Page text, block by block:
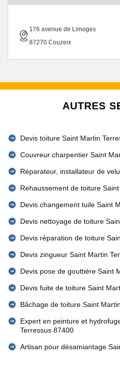
176 avenue de Limoges
87270 Couzeix
AUTRES
Devis toiture Saint Martin
Couvreur charpentier Saint
Réparateur, installateur de
Rehaussement de toiture
Devis changement tuile Saint
Devis nettoyage de toiture
Devis réparation de toiture
Devis zingueur Saint Martin
Devis pose de gouttière Saint
Devis fuite de toiture Saint
Bâchage de toiture Saint
Expert en peinture et
Terressus 87400
Artisan pour désamiantage